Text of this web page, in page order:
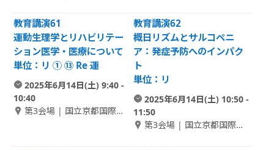
教育講演61
運動生理学とリハビリテー
ション医学・医療について
単位：リ ① ⑬ Re 運
2025年6月14日(土) 9:40 -
10:40
第3会場 | 国立京都国際会
教育講演62
概日リズムとサルコペニ
ア：発症予防へのインパク
ト
単位：リ
2025年6月14日(土) 10:50 -
11:50
第3会場 | 国立京都国際会